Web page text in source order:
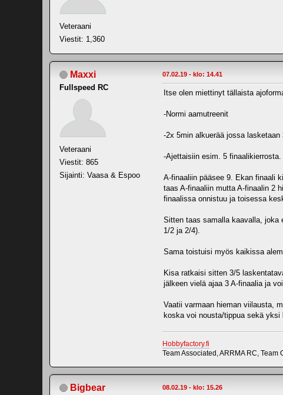
Veteraani
Viestit: 1,360
Maxxi
Fullspeed RC
Veteraani
Viestit: 865
Sijainti: Vaasa & Espoo
07.02.19 - klo: 14.41
Itse olen miettinyt tällaista
-Normi aamutreenit
-2x 5min alkuerää jossa
-Ajettaisiin esim. 5 finaalikierrosta.
A-finaaliin pääsee 9. Ekan finaali
taas A-finaaliin mutta A-finaalin 2
finaalissa onnistuu ja toisessa
Sitten taas samalla kaavalla, joka
1/2 ja 2/4).
Sama toistuisi myös kaikissa
Kisa ratkaisi sitten 3/5
jälkeen vielä ajaa 3 A-finaalia ja
Vaatii varmaan hieman viilausta,
koska voi nousta/tippua sekä
Hobbyfactory.fi
Team Associated, ARRMA RC, Team
Bigbear 08.02.19 - klo: 15.26